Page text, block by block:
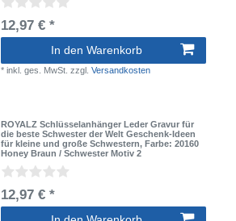
12,97 € *
In den Warenkorb
*inkl. ges. MwSt. zzgl.Versandkosten
ROYALZ Schlüsselanhänger Leder Gravur für
die beste Schwester der Welt Geschenk-Ideen
für kleine und große Schwestern, Farbe: 20160
Honey Braun / Schwester Motiv 2
12,97 € *